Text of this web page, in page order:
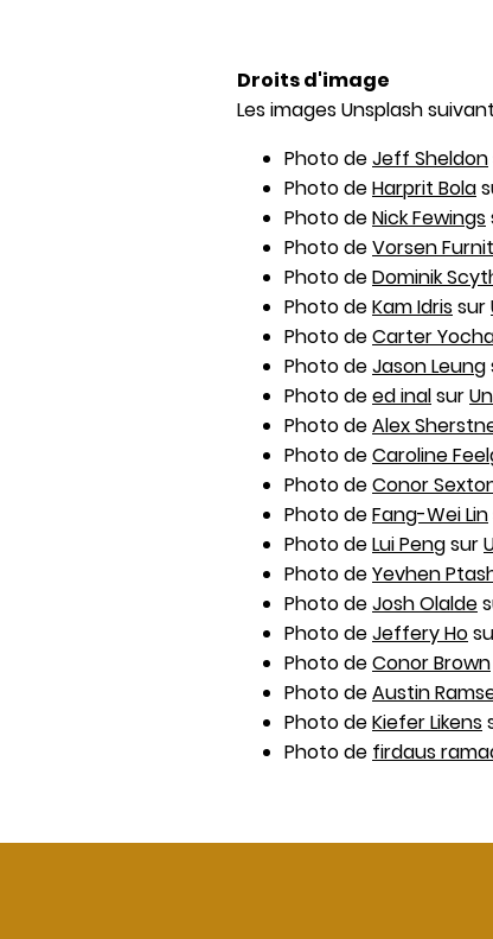
Droits d'image
Les images Unsplash
Photo deJeff Sheldon
Photo deHarprit Bola
Photo deNick Fewings
Photo deVorsen
Photo deDominik
Photo deKam Idrissur
Photo deCarter
Photo deJason Leung
Photo deed inalsur
Photo deAlex
Photo deCaroline
Photo deConor
Photo deFang-Wei Lin
Photo deLui Pengsur
Photo deYevhen
Photo deJosh Olalde
Photo deJeffery Ho
Photo deConor Brown
Photo deAustin
Photo deKiefer Likens
Photo de firdaus